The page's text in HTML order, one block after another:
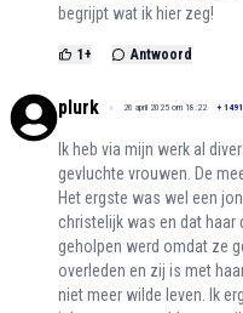
begrijpt wat ik hier zeg!
1+ Antwoord
plurk 26 april 2025 om 18:22 +
Ik heb via mijn werk al
gevluchte vrouwen. De
Het ergste was wel een
christelijk was en dat
geholpen werd omdat ze
overleden en zij is met
niet meer wilde leven. Ik